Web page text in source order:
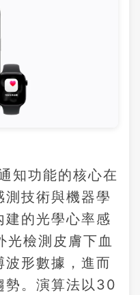
知功能的核心在
技術與機器學
建的光學心率感
光檢測皮膚下血
形數據，進而
勢。演算法以30